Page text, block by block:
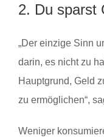
2. Du sparst
„Der einzige Sinn
darin, es nicht zu
Hauptgrund, Geld
zu ermöglichen“,
Weniger